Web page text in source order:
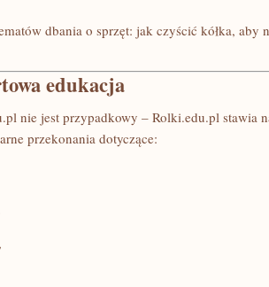
dbania o sprzęt: jak czyścić kółka, aby
edukacja
nie jest przypadkowy – Rolki.edu.pl stawia
przekonania dotyczące: